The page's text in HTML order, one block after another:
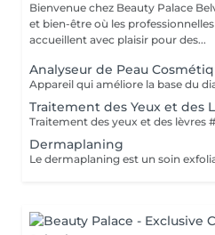
Bienvenue chez Beauty Palace
et bien-être où les
accueillent avec plaisir pour des...
Analyseur de Peau
Traitement des Yeux et des
Dermaplaning